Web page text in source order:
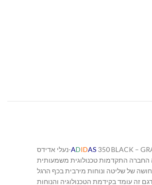
נעלי אדידס-ADIDAS 350 BLACK –
החברה התקדמות טכנולוגית משמעותית